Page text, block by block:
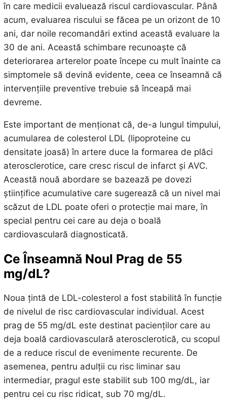
în care medicii evaluează riscul cardiovascular. Până
acum, evaluarea riscului se făcea pe un orizont de 10
ani, dar noile recomandări extind această evaluare la
30 de ani. Această schimbare recunoaște că
deteriorarea arterelor poate începe cu mult înainte ca
simptomele să devină evidente, ceea ce înseamnă că
intervențiile preventive trebuie să înceapă mai
devreme.
Este important de menționat că, de-a lungul timpului,
acumularea de colesterol LDL (lipoproteine cu
densitate joasă) în artere duce la formarea de plăci
aterosclerotice, care cresc riscul de infarct și AVC.
Această nouă abordare se bazează pe dovezi
științifice acumulative care sugerează că un nivel mai
scăzut de LDL poate oferi o protecție mai mare, în
special pentru cei care au deja o boală
cardiovasculară diagnosticată.
Ce Înseamnă Noul Prag de 55
mg/dL?
Noua țintă de LDL-colesterol a fost stabilită în funcție
de nivelul de risc cardiovascular individual. Acest
prag de 55 mg/dL este destinat pacienților care au
deja boală cardiovasculară aterosclerotică, cu scopul
de a reduce riscul de evenimente recurente. De
asemenea, pentru adulții cu risc liminar sau
intermediar, pragul este stabilit sub 100 mg/dL, iar
pentru cei cu risc ridicat, sub 70 mg/dL.